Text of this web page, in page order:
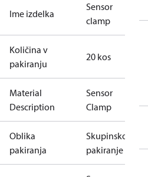
Ime izdelka
Sensor
clamp
Količina v
pakiranju
20 kos
Material
Description
Sensor
Clamp
Oblika
pakiranja
Skupinsko
pakiranje